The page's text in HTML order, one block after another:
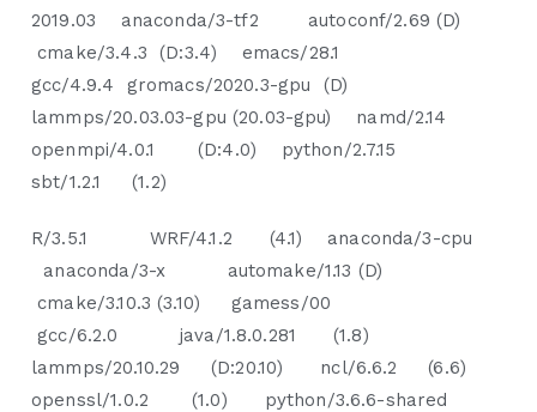
2019.03 anaconda/3-tf2 autoconf/2.69 (D)
cmake/3.4.3 (D:3.4) emacs/28.1
gcc/4.9.4 gromacs/2020.3-gpu (D)
lammps/20.03.03-gpu (20.03-gpu) namd/2.14
openmpi/4.0.1 (D:4.0) python/2.7.15
sbt/1.2.1 (1.2)
R/3.5.1 WRF/4.1.2 (4.1) anaconda/3-cpu
anaconda/3-x automake/1.13 (D)
cmake/3.10.3 (3.10) gamess/00
gcc/6.2.0 java/1.8.0.281 (1.8)
lammps/20.10.29 (D:20.10) ncl/6.6.2 (6.6)
openssl/1.0.2 (1.0) python/3.6.6-shared